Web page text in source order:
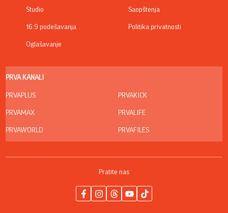
Studio
16:9 podešavanja
Oglašavanje
Saopštenja
Politika privatnosti
PRVA KANALI
PRVAPLUS
PRVAMAX
PRVAWORLD
PRVAKICK
PRVALIFE
PRVAFILES
Pratite nas